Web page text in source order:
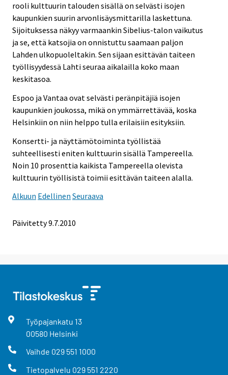
rooli kulttuurin talouden sisällä on selvästi isojen
kaupunkien suurin arvonlisäysmittarilla laskettuna.
Sijoituksessa näkyy varmaankin Sibelius-talon vaikutus
ja se, että katsojia on onnistuttu saamaan paljon
Lahden ulkopuoleltakin. Sen sijaan esittävän taiteen
työllisyydessä Lahti seuraa aikalailla koko maan
keskitasoa.
Espoo ja Vantaa ovat selvästi peränpitäjiä isojen
kaupunkien joukossa, mikä on ymmärrettävää, koska
Helsinkiin on niin helppo tulla erilaisiin esityksiin.
Konsertti- ja näyttämötoiminta työllistää
suhteellisesti eniten kulttuurin sisällä Tampereella.
Noin 10 prosenttia kaikista Tampereella olevista
kulttuurin työllisistä toimii esittävän taiteen alalla.
Alkuun Edellinen Seuraava
Päivitetty9.7.2010
Työpajankatu 13
00580 Helsinki
Vaihde 029 551 1000
Tietopalvelu 029 551 2220